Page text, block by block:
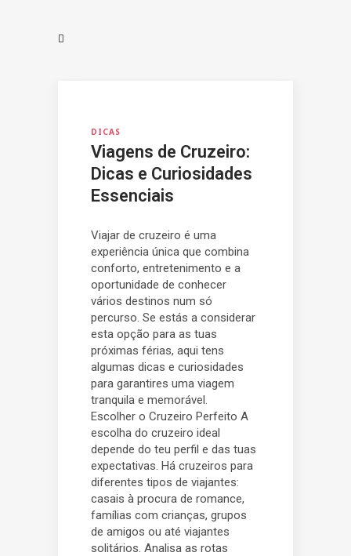
DICAS
Viagens de Cruzeiro:
Dicas e Curiosidades
Essenciais
Viajar de cruzeiro é uma
experiência única que combina
conforto, entretenimento e a
oportunidade de conhecer
vários destinos num só
percurso. Se estás a considerar
esta opção para as tuas
próximas férias, aqui tens
algumas dicas e curiosidades
para garantires uma viagem
tranquila e memorável.
Escolher o Cruzeiro Perfeito A
escolha do cruzeiro ideal
depende do teu perfil e das tuas
expectativas. Há cruzeiros para
diferentes tipos de viajantes:
casais à procura de romance,
famílias com crianças, grupos
de amigos ou até viajantes
solitários. Analisa as rotas